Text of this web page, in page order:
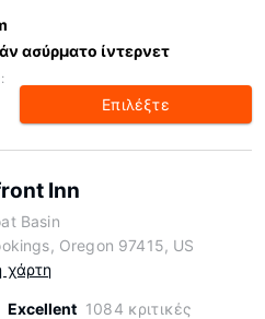
ασύρματο ίντερνετ
Επιλέξτε
Inn
Basin
Oregon 97415, US
χάρτη
Excellent 1084 κριτικές